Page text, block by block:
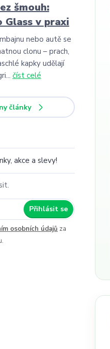
šmouh:
Glass v praxi
nebo autě se
clonu – prach,
kapky udělají
číst celé
články
akce a slevy!
Přihlásit se
osobních údajů za